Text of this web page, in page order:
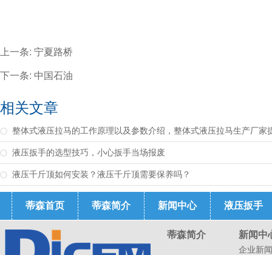
上一条: 宁夏路桥
下一条: 中国石油
相关文章
整体式液压拉马的工作原理以及参数介绍，整体式液压拉马生产厂家
液压扳手的选型技巧，小心扳手当场报废
液压千斤顶如何安装？液压千斤顶需要保养吗？
蒂森首页 蒂森简介 新闻中心 液压扳手
蒂森简介 新闻中
企业新闻